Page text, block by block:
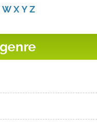
W X Y Z